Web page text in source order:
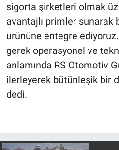
sigorta şirketleri olmak
avantajlı primler sunarak
ürününe entegre ediyoruz.
gerek operasyonel ve
anlamında RS Otomotiv
ilerleyerek bütünleşik bir
dedi.